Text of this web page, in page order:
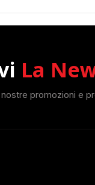
La
promozioni e